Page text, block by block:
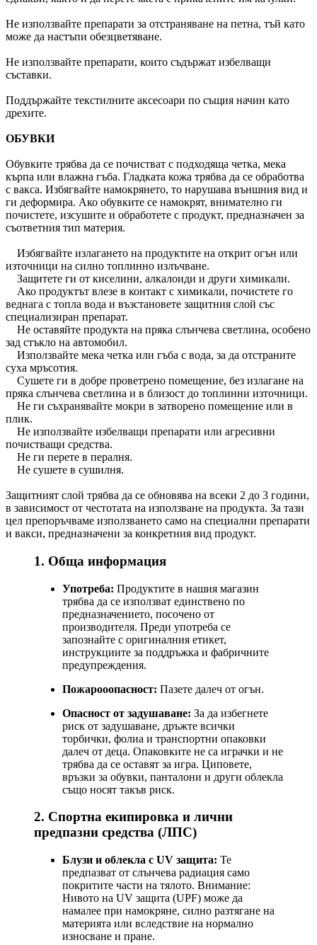
Не използвайте препарати за отстраняване на петна, тъй като
може да настъпи обезцветяване.
Не използвайте препарати, които съдържат избелващи
съставки.
Поддържайте текстилните аксесоари по същия начин като
дрехите.
ОБУВКИ
Обувките трябва да се почистват с подходяща четка, мека
кърпа или влажна гъба. Гладката кожа трябва да се обработва
с вакса. Избягвайте намокрянето, то нарушава външния вид и
ги деформира. Ако обувките се намокрят, внимателно ги
почистете, изсушите и обработете с продукт, предназначен за
съответния тип материя.
Избягвайте излагането на продуктите на открит огън или
източници на силно топлинно излъчване.
Защитете ги от киселини, алкалоиди и други химикали.
Ако продуктът влезе в контакт с химикали, почистете го
веднага с топла вода и възстановете защитния слой със
специализиран препарат.
Не оставяйте продукта на пряка слънчева светлина, особено
зад стъкло на автомобил.
Използвайте мека четка или гъба с вода, за да отстраните
суха мръсотия.
Сушете ги в добре проветрено помещение, без излагане на
пряка слънчева светлина и в близост до топлинни източници.
Не ги съхранявайте мокри в затворено помещение или в
плик.
Не използвайте избелващи препарати или агресивни
почистващи средства.
Не ги перете в пералня.
Не сушете в сушилня.
Защитният слой трябва да се обновява на всеки 2 до 3 години,
в зависимост от честотата на използване на продукта. За тази
цел препоръчваме използването само на специални препарати
и вакси, предназначени за конкретния вид продукт.
1. Обща информация
Употреба: Продуктите в нашия магазин
трябва да се използват единствено по
предназначението, посочено от
производителя. Преди употреба се
запознайте с оригиналния етикет,
инструкциите за поддръжка и фабричните
предупреждения.
Пожарооопасност: Пазете далеч от огън.
Опасност от задушаване: За да избегнете
риск от задушаване, дръжте всички
торбички, фолиа и транспортни опаковки
далеч от деца. Опаковките не са играчки и не
трябва да се оставят за игра. Циповете,
връзки за обувки, панталони и други облекла
също носят такъв риск.
2. Спортна екипировка и лични
предпазни средства (ЛПС)
Блузи и облекла с UV защита: Те
предпазват от слънчева радиация само
покритите части на тялото. Внимание:
Нивото на UV защита (UPF) може да
намалее при намокряне, силно разтягане на
материята или вследствие на нормално
износване и пране.